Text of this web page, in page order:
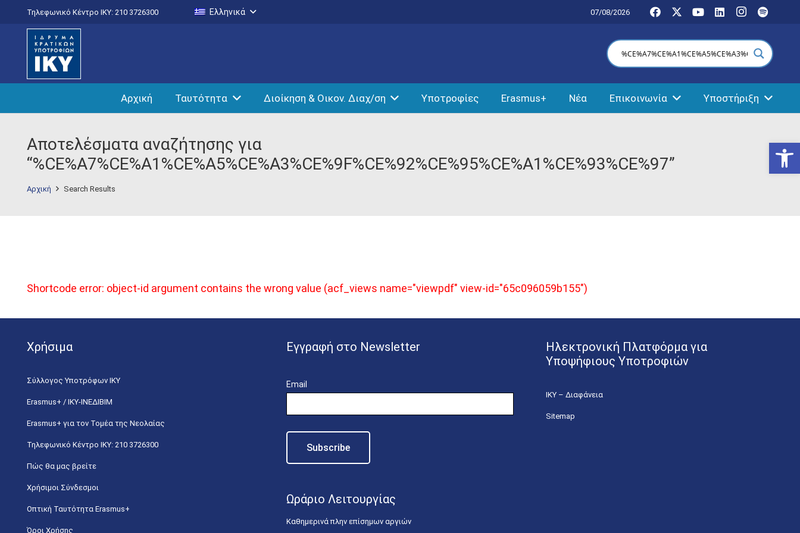
Τηλεφωνικό Κέντρο IKY: 210 3726300 Ελληνικά 07/08/2026
Αρχική Ταυτότητα Διοίκηση & Οικον. Διαχ/ση Υποτροφίες Erasmus+ Νέα Επικοινωνία Υποστήριξη
Αποτελέσματα αναζήτησης για
“%CE%A7%CE%A1%CE%A5%CE%A3%CE%9F%CE%92%CE%95%CE%A1%CE%93%CE%97”
Αρχική Search Results
Shortcode error: object-id argument contains the wrong value (acf_views name="viewpdf" view-id="65c096059b155")
Χρήσιμα
Σύλλογος Υποτρόφων ΙΚΥ
Erasmus+ / ΙΚΥ-ΙΝΕΔΙΒΙΜ
Erasmus+ για τον Τομέα της Νεολαίας
Τηλεφωνικό Κέντρο IKY: 210 3726300
Πώς θα μας βρείτε
Χρήσιμοι Σύνδεσμοι
Οπτική Ταυτότητα Erasmus+
Όροι Χρήσης
Εγγραφή στο Newsletter
Email
Ωράριο Λειτουργίας
Καθημερινά πλην επίσημων αργιών
Ηλεκτρονική Πλατφόρμα για
Υποψήφιους Υποτροφιών
ΙΚΥ – Διαφάνεια
Sitemap